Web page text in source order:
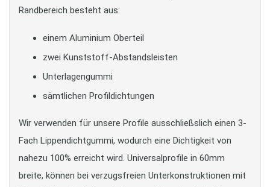
Randbereich besteht aus:
einem Aluminium Oberteil
zwei Kunststoff-Abstandsleisten
Unterlagengummi
sämtlichen Profildichtungen
Wir verwenden für unsere Profile ausschließslich einen 3-
Fach Lippendichtgummi, wodurch eine Dichtigkeit von
nahezu 100% erreicht wird. Universalprofile in 60mm
breite, können bei verzugsfreien Unterkonstruktionen mit